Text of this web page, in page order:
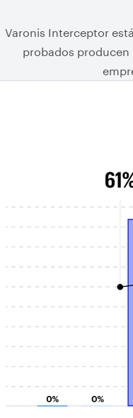
Varonis Interceptor
probados producen